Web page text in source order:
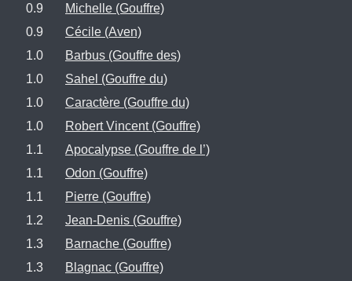
0.9
Michelle (Gouffre)
0.9
Cécile (Aven)
1.0
Barbus (Gouffre des)
1.0
Sahel (Gouffre du)
1.0
Caractère (Gouffre du)
1.0
Robert Vincent (Gouffre)
1.1
Apocalypse (Gouffre de l’)
1.1
Odon (Gouffre)
1.1
Pierre (Gouffre)
1.2
Jean-Denis (Gouffre)
1.3
Barnache (Gouffre)
1.3
Blagnac (Gouffre)